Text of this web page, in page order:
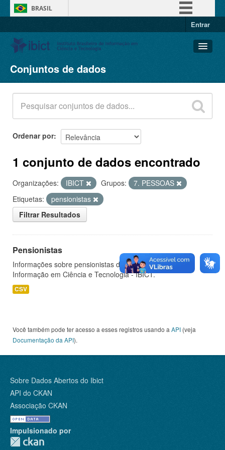
BRASIL
Entrar
Conjuntos de dados
Organizações
Grupos
Sobre
Conjuntos de dados
Ordenar por
1 conjunto de dados encontrado
Organizações: IBICT Grupos:
7. PESSOAS
Etiquetas:
pensionistas
Filtrar Resultados
Pensionistas
Informações sobre pensionistas do Instituto Brasileiro de
Informação em Ciência e Tecnologia - IBICT.
CSV
Você também pode ter acesso a esses registros usando a API (veja
Documentação da API).
Sobre Dados Abertos do Ibict
API do CKAN
Associação CKAN
Impulsionado por